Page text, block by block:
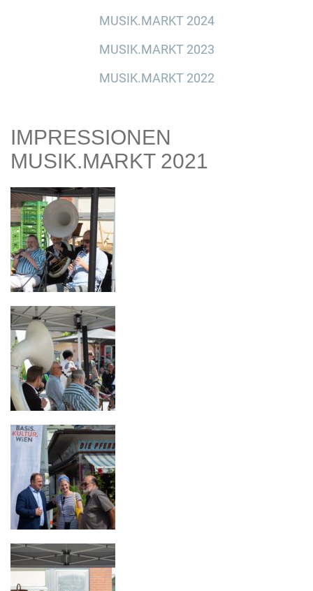
MUSIK.MARKT 2024
MUSIK.MARKT 2023
MUSIK.MARKT 2022
IMPRESSIONEN
MUSIK.MARKT 2021